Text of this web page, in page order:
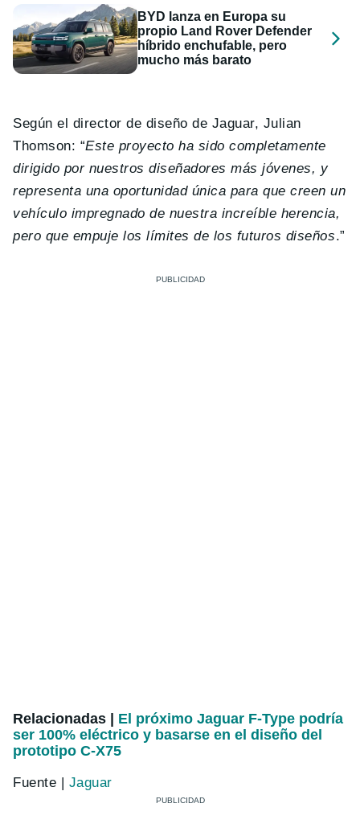
BYD lanza en Europa su
propio Land Rover Defender
híbrido enchufable, pero
mucho más barato
Según el director de diseño de Jaguar, Julian
Thomson: “Este proyecto ha sido completamente
dirigido por nuestros diseñadores más jóvenes, y
representa una oportunidad única para que creen un
vehículo impregnado de nuestra increíble herencia,
pero que empuje los límites de los futuros diseños.”
Relacionadas | El próximo Jaguar F-Type podría
ser 100% eléctrico y basarse en el diseño del
prototipo C-X75
Fuente | Jaguar